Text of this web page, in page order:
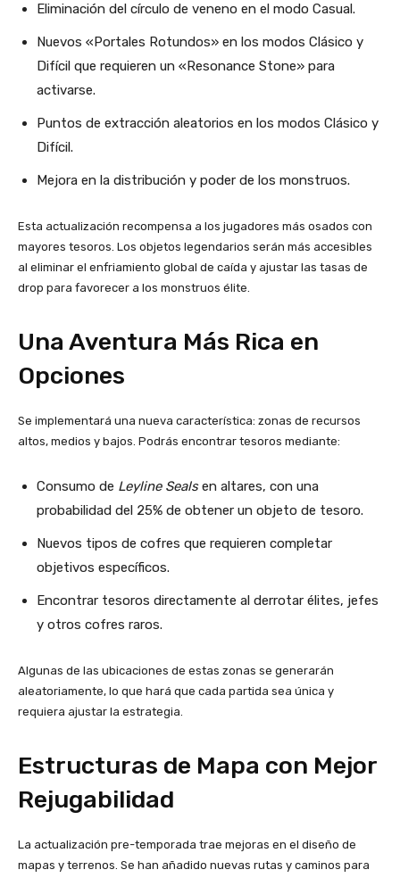
Eliminación del círculo de veneno en el modo Casual.
Nuevos «Portales Rotundos» en los modos Clásico y
Difícil que requieren un «Resonance Stone» para
activarse.
Puntos de extracción aleatorios en los modos Clásico y
Difícil.
Mejora en la distribución y poder de los monstruos.
Esta actualización recompensa a los jugadores más osados con
mayores tesoros. Los objetos legendarios serán más accesibles
al eliminar el enfriamiento global de caída y ajustar las tasas de
drop para favorecer a los monstruos élite.
Una Aventura Más Rica en
Opciones
Se implementará una nueva característica: zonas de recursos
altos, medios y bajos. Podrás encontrar tesoros mediante:
Consumo de Leyline Sealsen altares, con una
probabilidad del 25% de obtener un objeto de tesoro.
Nuevos tipos de cofres que requieren completar
objetivos específicos.
Encontrar tesoros directamente al derrotar élites, jefes
y otros cofres raros.
Algunas de las ubicaciones de estas zonas se generarán
aleatoriamente, lo que hará que cada partida sea única y
requiera ajustar la estrategia.
Estructuras de Mapa con Mejor
Rejugabilidad
La actualización pre-temporada trae mejoras en el diseño de
mapas y terrenos. Se han añadido nuevas rutas y caminos para